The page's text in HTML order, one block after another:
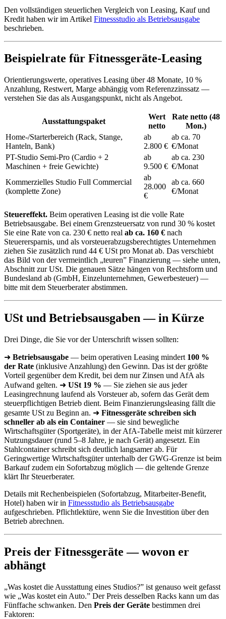
Den vollständigen steuerlichen Vergleich von Leasing, Kauf und
Kredit haben wir im Artikel Fitnessstudio als Betriebsausgabe
beschrieben.
Beispielrate für Fitnessgeräte-Leasing
Orientierungswerte, operatives Leasing über 48 Monate, 10 %
Anzahlung, Restwert, Marge abhängig vom Referenzzinssatz —
verstehen Sie das als Ausgangspunkt, nicht als Angebot.
Ausstattungspaket
Wert
netto
Rate netto (48
Mon.)
Home-/Starterbereich (Rack, Stange,
Hanteln, Bank)
ab
2.800 €
ab ca. 70
€/Monat
PT-Studio Semi-Pro (Cardio + 2
Maschinen + freie Gewichte)
ab
9.500 €
ab ca. 230
€/Monat
Kommerzielles Studio Full Commercial
(komplette Zone)
ab
28.000
€
ab ca. 660
€/Monat
Steuereffekt. Beim operativen Leasing ist die volle Rate
Betriebsausgabe. Bei einem Grenzsteuersatz von rund 30 % kostet
Sie eine Rate von ca. 230 € netto real ab ca. 160 € nach
Steuerersparnis, und als vorsteuerabzugsberechtigtes Unternehmen
ziehen Sie zusätzlich rund 44 € USt pro Monat ab. Das verschiebt
das Bild von der vermeintlich „teuren” Finanzierung — siehe unten,
Abschnitt zur USt. Die genauen Sätze hängen von Rechtsform und
Bundesland ab (GmbH, Einzelunternehmen, Gewerbesteuer) —
bitte mit dem Steuerberater abstimmen.
USt und Betriebsausgaben — in Kürze
Drei Dinge, die Sie vor der Unterschrift wissen sollten:
➜ Betriebsausgabe — beim operativen Leasing mindert 100 %
der Rate (inklusive Anzahlung) den Gewinn. Das ist der größte
Vorteil gegenüber dem Kredit, bei dem nur Zinsen und AfA als
Aufwand gelten. ➜ USt 19 % — Sie ziehen sie aus jeder
Leasingrechnung laufend als Vorsteuer ab, sofern das Gerät dem
steuerpflichtigen Betrieb dient. Beim Finanzierungsleasing fällt die
gesamte USt zu Beginn an. ➜ Fitnessgeräte schreiben sich
schneller ab als ein Container — sie sind bewegliche
Wirtschaftsgüter (Sportgeräte), in der AfA-Tabelle meist mit kürzerer
Nutzungsdauer (rund 5–8 Jahre, je nach Gerät) angesetzt. Ein
Stahlcontainer schreibt sich deutlich langsamer ab. Für
Geringwertige Wirtschaftsgüter unterhalb der GWG-Grenze ist beim
Barkauf zudem ein Sofortabzug möglich — die geltende Grenze
klärt Ihr Steuerberater.
Details mit Rechenbeispielen (Sofortabzug, Mitarbeiter-Benefit,
Hotel) haben wir in Fitnessstudio als Betriebsausgabe
aufgeschrieben. Pflichtlektüre, wenn Sie die Investition über den
Betrieb abrechnen.
Preis der Fitnessgeräte — wovon er
abhängt
„Was kostet die Ausstattung eines Studios?” ist genauso weit gefasst
wie „Was kostet ein Auto.” Der Preis desselben Racks kann um das
Fünffache schwanken. Den Preis der Geräte bestimmen drei
Faktoren: